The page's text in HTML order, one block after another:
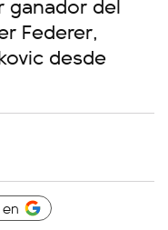
Federer,
desde